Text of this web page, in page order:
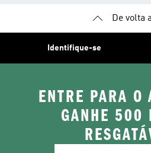
De volta
Identifique-se
ENTRE PARA O
GANHE 500